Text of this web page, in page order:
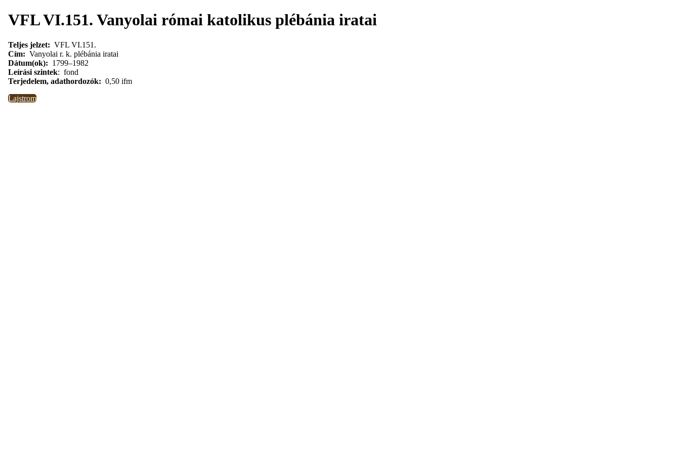
VFL VI.151. Vanyolai római katolikus plébánia iratai
Teljes jelzet: VFL VI.151.
Cím: Vanyolai r. k. plébánia iratai
Dátum(ok): 1799–1982
Leírási szintek: fond
Terjedelem, adathordozók: 0,50 ifm
Lajstrom